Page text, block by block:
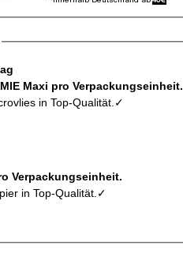
12 Staubsaugerbeutel, Staubbeutel M 157 MIE Maxi pro Verpackungseinheit.
in Top-Qualität.✓
Staubbeutel M14 pro Verpackungseinheit.
in Top-Qualität.✓